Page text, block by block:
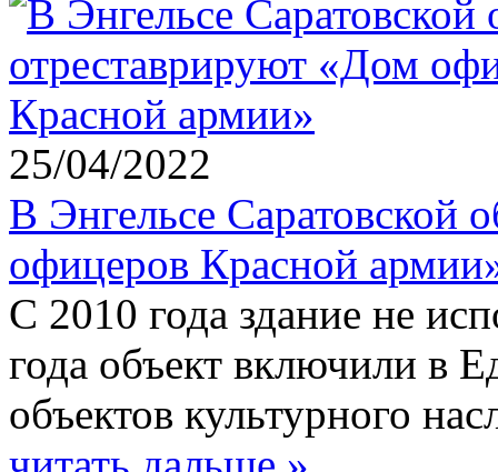
25/04/2022
В Энгельсе Саратовской
офицеров Красной
С 2010 года здание не
года объект включили в
объектов культурного